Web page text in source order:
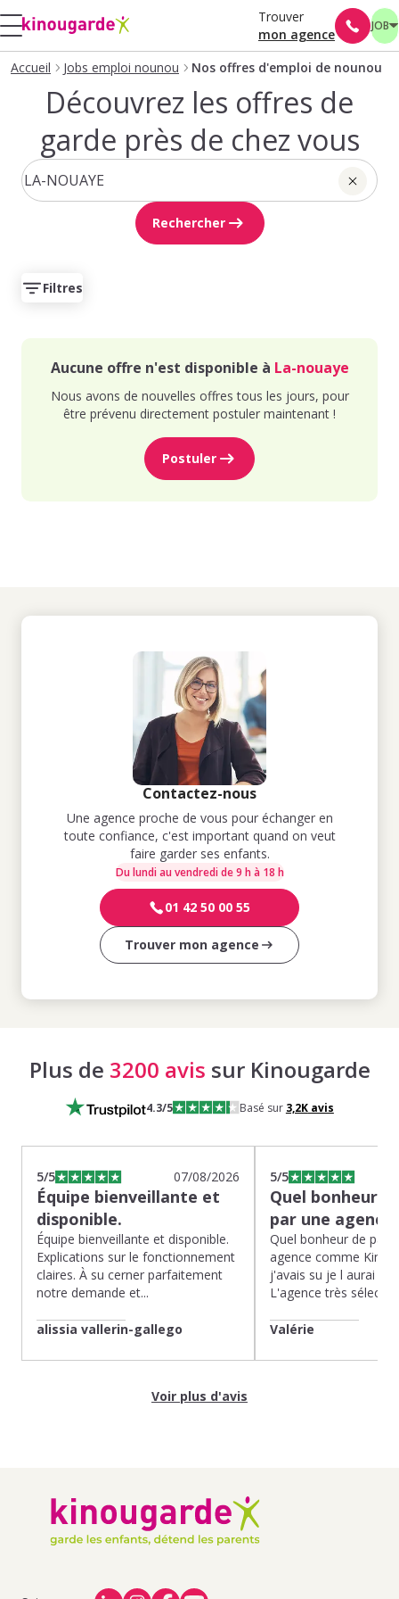
Trouver
mon agence
JOB
Accueil Jobs emploi nounou Nos offres d'emploi de nounou
Découvrez les offres de
garde près de chez vous
Rechercher
Filtres
Aucune offre n'est disponible à La-nouaye
Nous avons de nouvelles offres tous les jours, pour
être prévenu directement postuler maintenant !
Postuler
Contactez-nous
Une agence proche de vous pour échanger en
toute confiance, c'est important quand on veut
faire garder ses enfants.
Du lundi au vendredi de 9 h à 18 h
01 42 50 00 55
Trouver mon agence
Plus de 3200 avis sur Kinougarde
4.3/5 Basé sur 3,2Kavis
5/5 07/08/2026
Équipe bienveillante et
disponible.
Équipe bienveillante et disponible.
Explications sur le fonctionnement
claires. À su cerner parfaitement
notre demande et...
alissia vallerin-gallego
5/5
Quel bonheur
par une
Quel bonheur de
agence comme
j'avais su je l aurai
L'agence très
Valérie
Voir plus d'avis